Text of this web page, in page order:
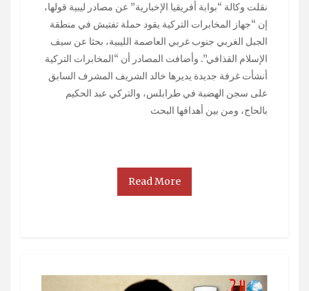
نقلت وكالة “بوابة أفريقيا الإخبارية” عن مصادر ليبية قولها،
إن “جهاز المخابرات التركية يقود حملة تفتيش في منطقة
الجبل الغربي جنوب غربي العاصمة الليبية، بحثا عن سيف
الإسلام القذافي”. وأضافت المصادر أن “المخابرات التركية
أنشأت غرفة جديدة يديرها خالد الشريف المشرف السابق
على سجن الهضبة في طرابلس، والتركي عبد الحكيم
بالحاج، ومن بين أهدافها البحث
Read More